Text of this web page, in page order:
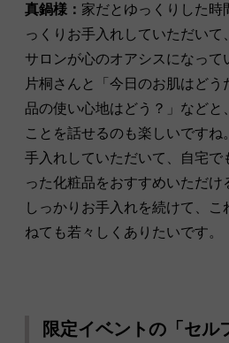
真鍋様： 家だとゆっくりした時
っくりお手入れしていただいて
サロンが心のオアシスになって
片桐さんと「今日のお肌はど
品の使い心地はどう？」などと
ことを話せるのも楽しいですね
手入れしていただいて、自宅で
った化粧品をおすすめいただけ
しっかりお手入れを続けて、
ねても若々しくありたいです。
限定イベントの「セ